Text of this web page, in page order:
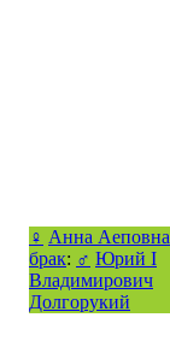
♀ Анна Аеповна
брак: ♂ Юрий I
Владимирович
Долгорукий